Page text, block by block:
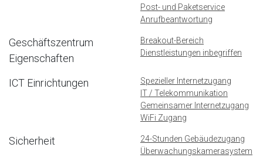
Post- und Paketservice
Anrufbeantwortung
Geschäftszentrum
Eigenschaften
Breakout-Bereich
Dienstleistungen inbegriffen
ICT Einrichtungen
Spezieller Internetzugang
IT / Telekommunikation
Gemeinsamer Internetzugang
WiFi Zugang
Sicherheit
24-Stunden Gebäudezugang
Überwachungskamerasystem